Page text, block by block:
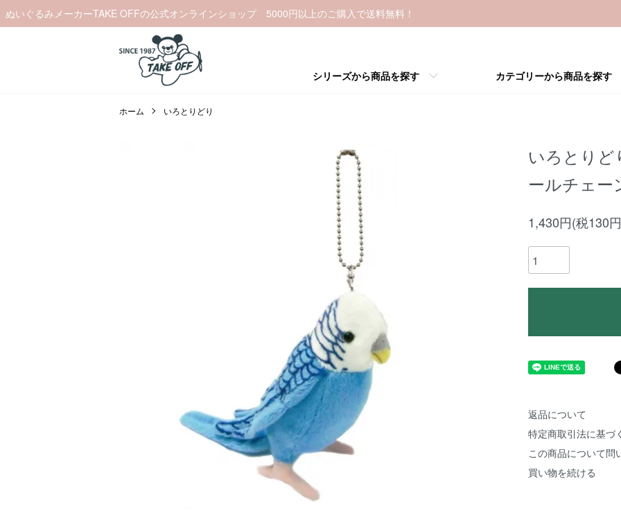
ぬいぐるみメーカーTAKE OFFの公式オンラインショップ 5000円以上のご購入で送料無料！
シリーズから商品を探す カテゴリーから商品を探す
ホーム いろとりどり
いろとり
ールチェー
1,430円(税130
返品について
特定商取引法に基づ
この商品について問
買い物を続ける